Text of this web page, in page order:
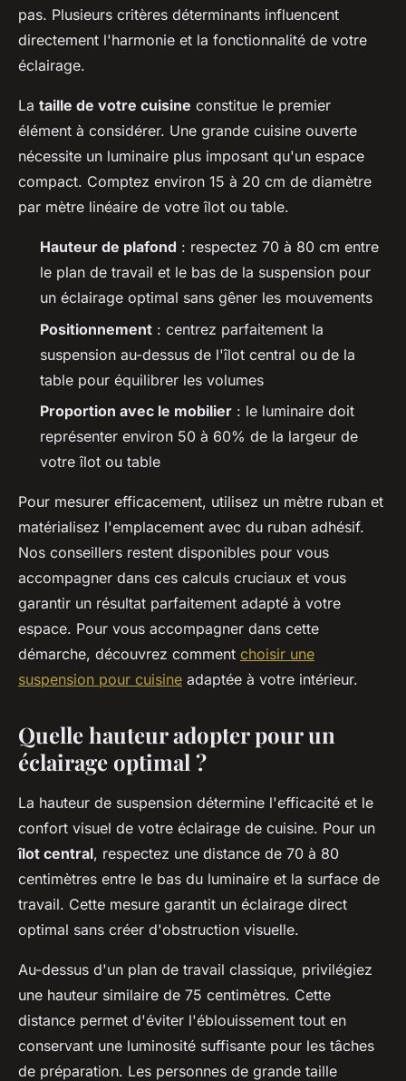
pas. Plusieurs critères déterminants influencent
directement l'harmonie et la fonctionnalité de votre
éclairage.
La taille de votre cuisine constitue le premier
élément à considérer. Une grande cuisine ouverte
nécessite un luminaire plus imposant qu'un espace
compact. Comptez environ 15 à 20 cm de diamètre
par mètre linéaire de votre îlot ou table.
Hauteur de plafond : respectez 70 à 80 cm entre
le plan de travail et le bas de la suspension pour
un éclairage optimal sans gêner les mouvements
Positionnement : centrez parfaitement la
suspension au-dessus de l'îlot central ou de la
table pour équilibrer les volumes
Proportion avec le mobilier : le luminaire doit
représenter environ 50 à 60% de la largeur de
votre îlot ou table
Pour mesurer efficacement, utilisez un mètre ruban et
matérialisez l'emplacement avec du ruban adhésif.
Nos conseillers restent disponibles pour vous
accompagner dans ces calculs cruciaux et vous
garantir un résultat parfaitement adapté à votre
espace. Pour vous accompagner dans cette
démarche, découvrez comment choisir une
suspension pour cuisine adaptée à votre intérieur.
Quelle hauteur adopter pour un
éclairage optimal ?
La hauteur de suspension détermine l'efficacité et le
confort visuel de votre éclairage de cuisine. Pour un
îlot central, respectez une distance de 70 à 80
centimètres entre le bas du luminaire et la surface de
travail. Cette mesure garantit un éclairage direct
optimal sans créer d'obstruction visuelle.
Au-dessus d'un plan de travail classique, privilégiez
une hauteur similaire de 75 centimètres. Cette
distance permet d'éviter l'éblouissement tout en
conservant une luminosité suffisante pour les tâches
de préparation. Les personnes de grande taille